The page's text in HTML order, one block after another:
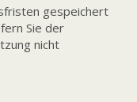
gespeichert
Sie der
nicht